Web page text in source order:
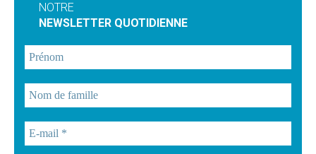
NOTRE
NEWSLETTER QUOTIDIENNE